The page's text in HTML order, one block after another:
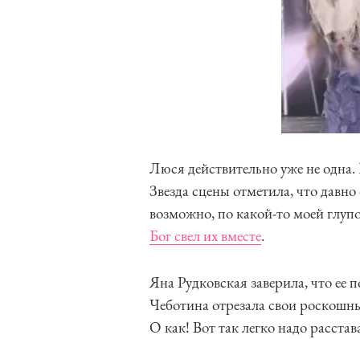
Люся действительно уже не одна.
Звезда сцены отметила, что
возможно, по какой-то моей
Бог свел их вместе.
Яна Рудковская заверила, что ее
Чеботина отрезала свои
О как! Вот так легко надо